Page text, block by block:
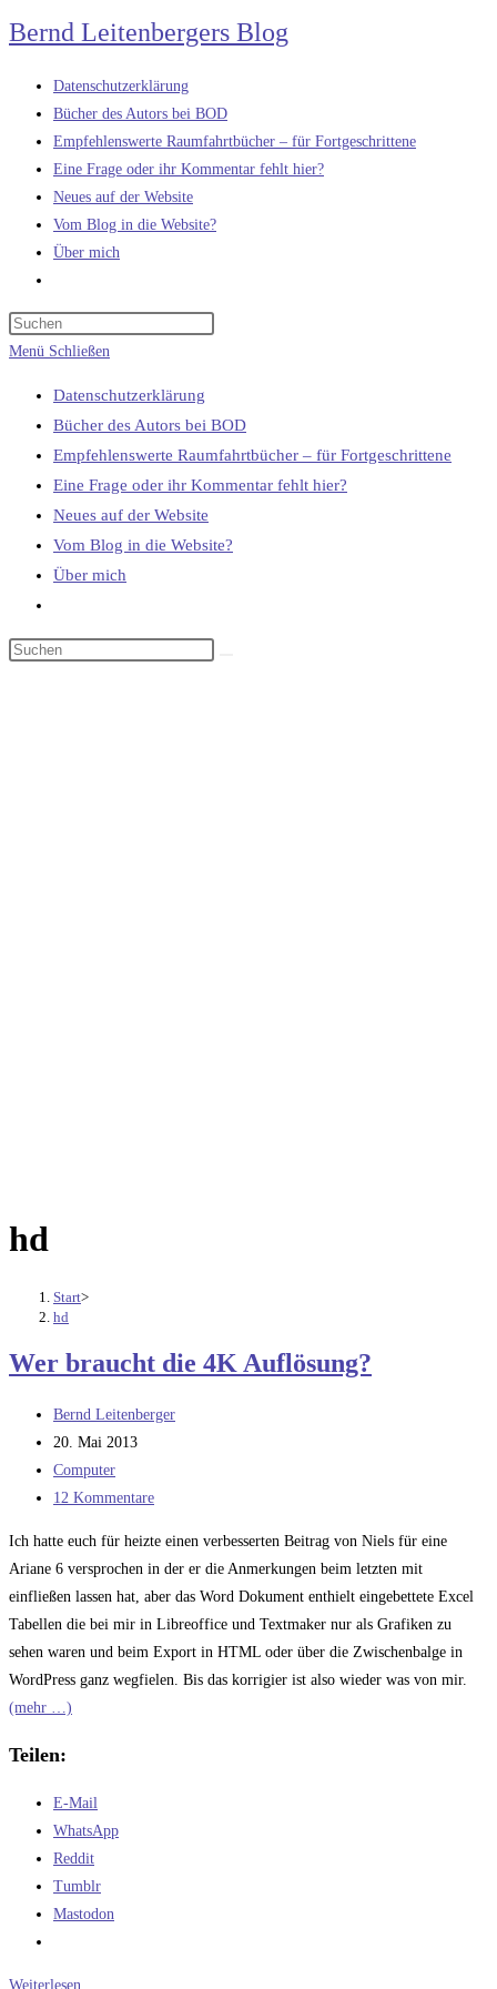
Zum
Inhalt
springen
Bernd Leitenbergers Blog
Datenschutzerklärung
Bücher des Autors bei BOD
Empfehlenswerte Raumfahrtbücher – für Fortgeschrittene
Eine Frage oder ihr Kommentar fehlt hier?
Neues auf der Website
Vom Blog in die Website?
Über mich
umschalten
Menü Schließen
Datenschutzerklärung
Bücher des Autors bei BOD
Empfehlenswerte Raumfahrtbücher – für Fortgeschrittene
Eine Frage oder ihr Kommentar fehlt hier?
Neues auf der Website
Vom Blog in die Website?
Über mich
umschalten
hd
Start>
hd
Wer braucht die 4K Auflösung?
Beitrags-
Autor:
Bernd Leitenberger
Beitrag
veröffentlicht:
20. Mai 2013
Beitrags-
Kategorie:
Computer
Beitrags-
12 Kommentare
Ich hatte euch für heizte einen verbesserten Beitrag von Niels für eine
Ariane 6 versprochen in der er die Anmerkungen beim letzten mit
einfließen lassen hat, aber das Word Dokument enthielt eingebettete Excel
Tabellen die bei mir in Libreoffice und Textmaker nur als Grafiken zu
sehen waren und beim Export in HTML oder über die Zwischenbalge in
WordPress ganz wegfielen. Bis das korrigier ist also wieder was von mir.
(mehr …)
Teilen:
E-Mail
WhatsApp
Reddit
Tumblr
Mastodon
Weiterlesen